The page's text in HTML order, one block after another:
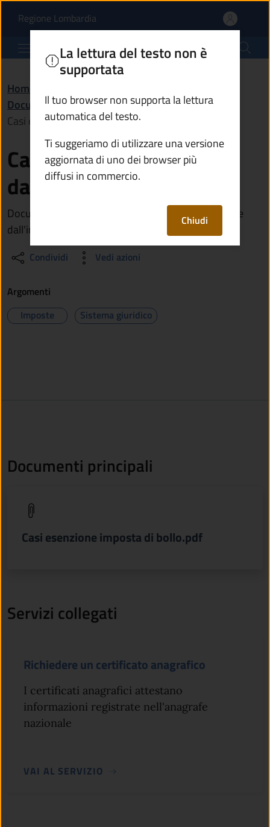
Casi di esenzione
Regione Lombardia(apre in un'altra scheda).
Comune di Breno
Home
Documento (tecnico) di supporto /
Casi di esenzione dall'imposta di bollo
Casi di esenzione
dall'imposta di bollo
Documento contenente i principali casi di esenzione
dall'imposta di bollo
Condividi Vedi azioni
La lettura del testo non è
supportata
Il tuo browser non supporta la lettura
automatica del testo.
Ti suggeriamo di utilizzare una versione
aggiornata di uno dei browser più
diffusi in commercio.
Chiudi
Argomenti
Imposte
Sistema giuridico
Documenti principali
Casi esenzione imposta di bollo.pdf
(apre in un'altra scheda).
Servizi collegati
Richiedere un certificato anagrafico
I certificati anagrafici attestano
informazioni registrate nell'anagrafe
nazionale
VAI AL SERVIZIO